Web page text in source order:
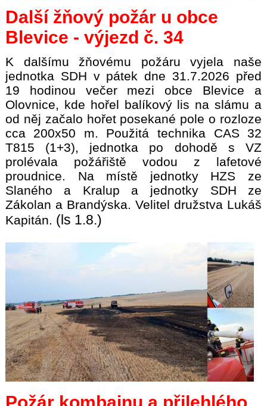
Další žňový požár u obce
Blevice - výjezd č. 34
K dalšímu žňovému požáru vyjela naše
jednotka SDH v pátek dne 31.7.2026 před
19 hodinou večer mezi obce Blevice a
Olovnice, kde hořel balíkový lis na slámu a
od něj začalo hořet posekané pole o rozloze
cca 200x50 m. Použitá technika CAS 32
T815 (1+3), jednotka po dohodě s VZ
prolévala požářiště vodou z lafetové
proudnice. Na místě jednotky HZS ze
Slaného a Kralup a jednotky SDH ze
Zákolan a Brandýska. Velitel družstva Lukáš
Kapitán. (ls 1.8.)